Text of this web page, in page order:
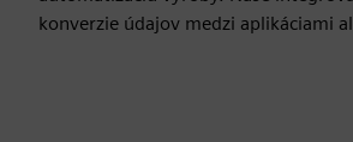
konverzie údajov medzi aplikáciami